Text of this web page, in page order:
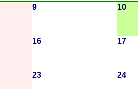
9 10
16 17
23 24